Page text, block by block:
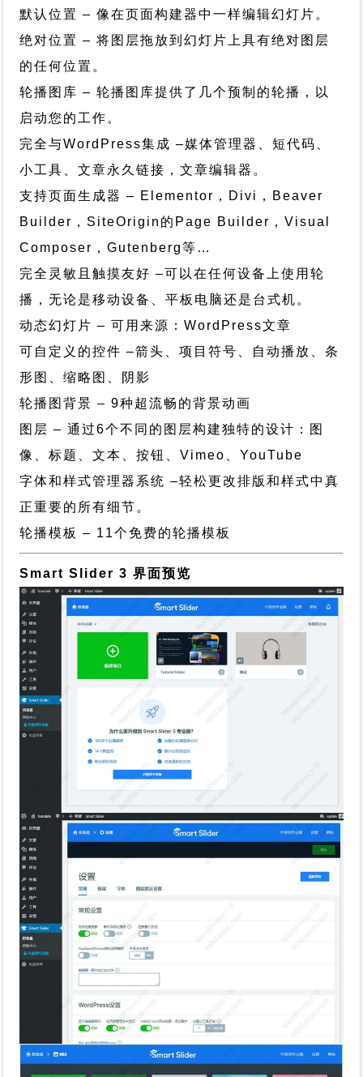
默认位置 – 像在页面构建器中一样编辑幻灯片。
绝对位置 – 将图层拖放到幻灯片上具有绝对图层
的任何位置。
轮播图库 – 轮播图库提供了几个预制的轮播，以
启动您的工作。
完全与WordPress集成 –媒体管理器、短代码、
小工具、文章永久链接，文章编辑器。
支持页面生成器 – Elementor，Divi，Beaver
Builder，SiteOrigin的Page Builder，Visual
Composer，Gutenberg等…
完全灵敏且触摸友好 –可以在任何设备上使用轮
播，无论是移动设备、平板电脑还是台式机。
动态幻灯片 – 可用来源：WordPress文章
可自定义的控件 –箭头、项目符号、自动播放、条
形图、缩略图、阴影
轮播图背景 – 9种超流畅的背景动画
图层 – 通过6个不同的图层构建独特的设计：图
像、标题、文本、按钮、Vimeo、YouTube
字体和样式管理器系统 –轻松更改排版和样式中真
正重要的所有细节。
轮播模板 – 11个免费的轮播模板
Smart Slider 3 界面预览